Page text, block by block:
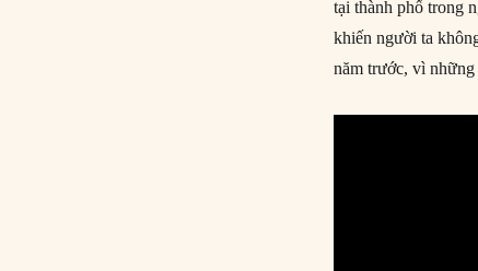
tại thành phố trong
khiến người ta
năm trước, vì